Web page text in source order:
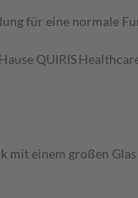
für eine normale
QUIRIS
mit einem großen Glas